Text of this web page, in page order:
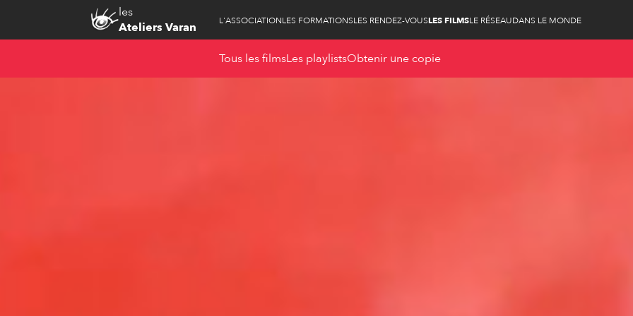
les
Ateliers Varan
L'ASSOCIATIONLES FORMATIONSLES RENDEZ-VOUSLES FILMSLE RÉSEAUDANS LE MONDE
Tous les filmsLes playlistsObtenir une copie